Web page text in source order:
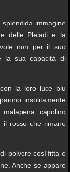
splendida immagine
delle Pleiadi e la
non per il suo
la sua capacità di
la loro luce blu
insolitamente
capolino
il rosso che rimane
polvere così fitta e
Anche se appare